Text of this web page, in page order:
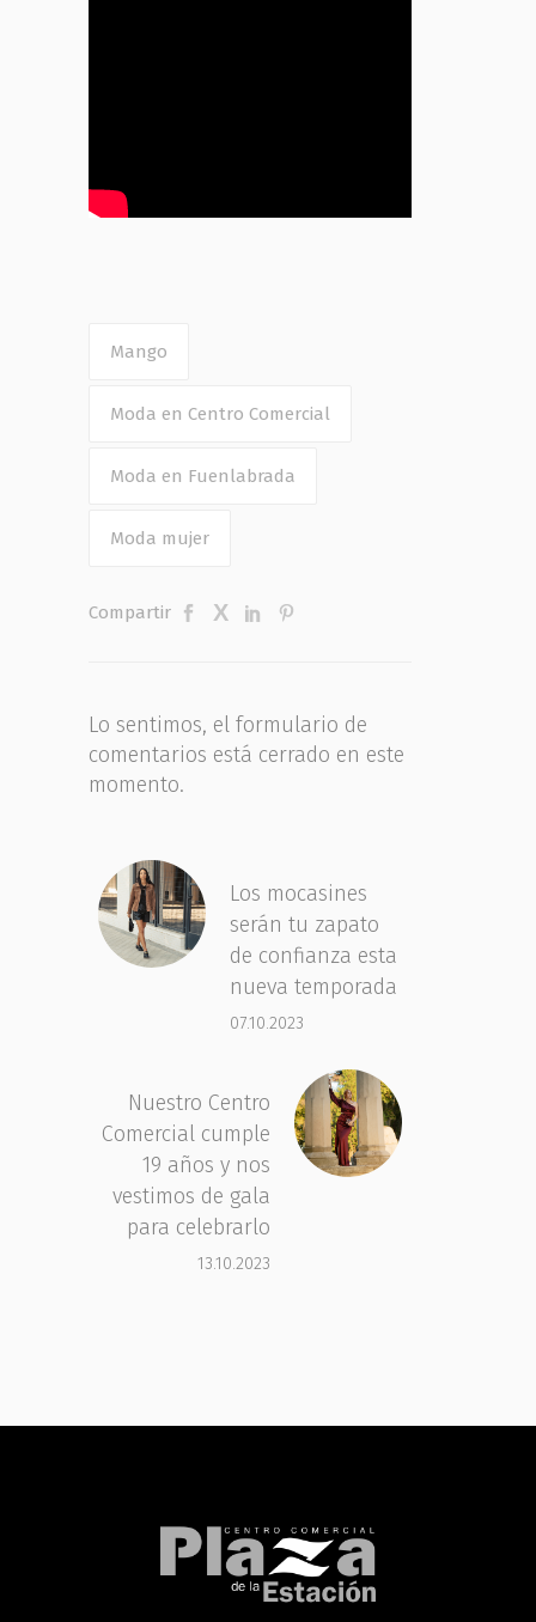
Mango
Moda en Centro Comercial
Moda en Fuenlabrada
Moda mujer
Compartir
Lo sentimos, el formulario de
comentarios está cerrado en este
momento.
Los mocasines
serán tu zapato
de confianza esta
nueva temporada
07.10.2023
Nuestro Centro
Comercial cumple
19 años y nos
vestimos de gala
para celebrarlo
13.10.2023